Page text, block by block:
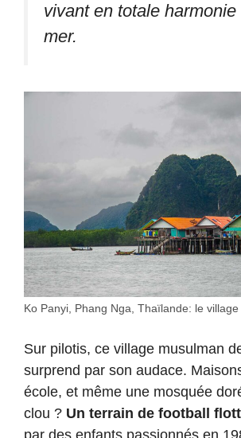
vivant en totale
mer.
Ko Panyi, Phang Nga, Thaïlande: le
Sur pilotis, ce village musulman
surprend par son audace.
école, et même une mosquée
clou ? Un terrain de football